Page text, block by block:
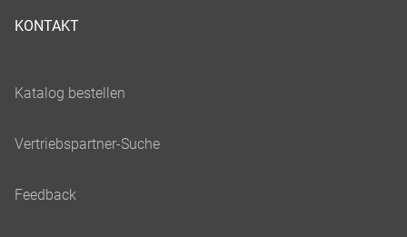
KONTAKT